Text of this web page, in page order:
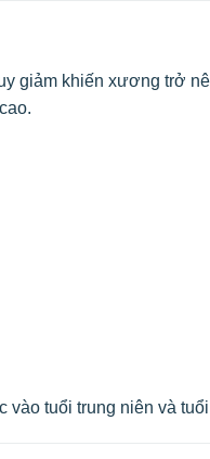
giảm khiến xương trở
vào tuổi trung niên và